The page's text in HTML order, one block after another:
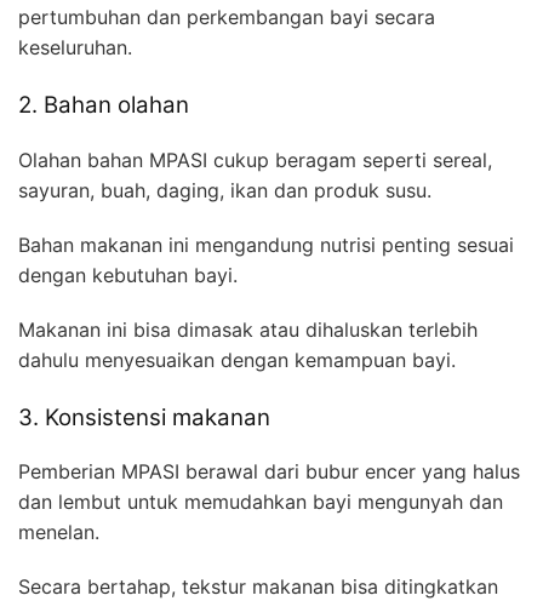
pertumbuhan dan perkembangan bayi secara
keseluruhan.
2. Bahan olahan
Olahan bahan MPASI cukup beragam seperti sereal,
sayuran, buah, daging, ikan dan produk susu.
Bahan makanan ini mengandung nutrisi penting sesuai
dengan kebutuhan bayi.
Makanan ini bisa dimasak atau dihaluskan terlebih
dahulu menyesuaikan dengan kemampuan bayi.
3. Konsistensi makanan
Pemberian MPASI berawal dari bubur encer yang halus
dan lembut untuk memudahkan bayi mengunyah dan
menelan.
Secara bertahap, tekstur makanan bisa ditingkatkan